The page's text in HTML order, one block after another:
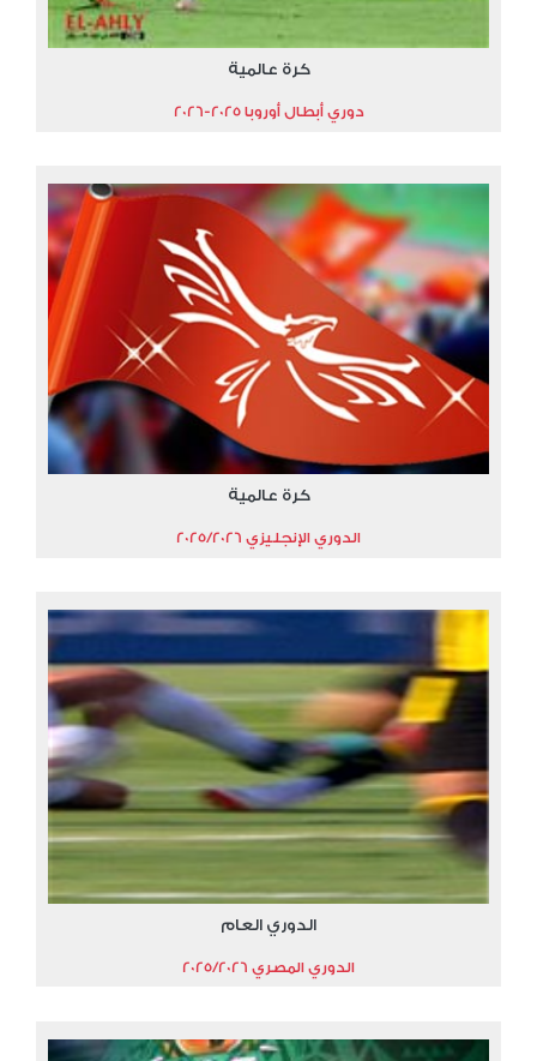
كرة عالمية
دوري أبطال أوروبا 2025-2026
كرة عالمية
الدوري الإنجليزي 2025/2026
الدوري العام
الدوري المصري 2025/2026